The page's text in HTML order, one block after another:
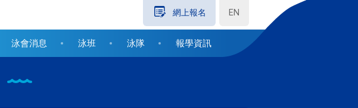
網上報名 EN
泳會消息 泳班 泳隊 報學資訊